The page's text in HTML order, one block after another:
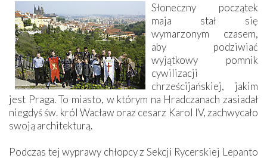
Słoneczny początek
maja stał się
wymarzonym czasem,
aby podziwiać
wyjątkowy pomnik
cywilizacji
chrześcijańskiej, jakim
jest Praga. To miasto, w którym na Hradczanach zasiadał
niegdyś św. król Wacław oraz cesarz Karol IV, zachwycało
swoją architekturą.
Podczas tej wyprawy chłopcy z Sekcji Rycerskiej Lepanto